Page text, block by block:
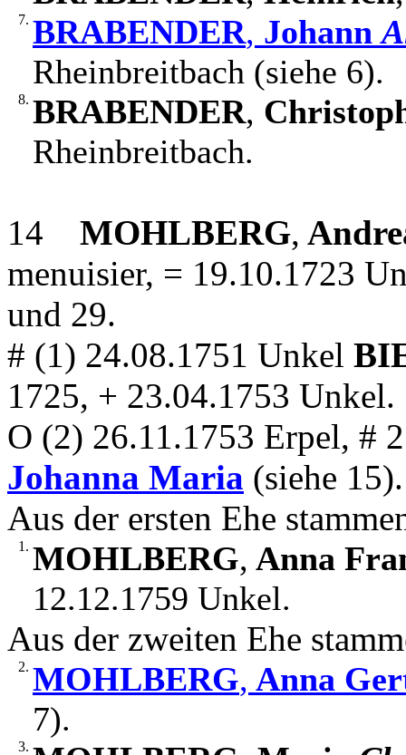
7. BRABENDER, Johann
Rheinbreitbach (siehe 6).
8. BRABENDER,
Rheinbreitbach.
14 MOHLBERG,
menuisier, = 19.10.1723
und 29.
# (1) 24.08.1751 Unkel
1725, + 23.04.1753 Unkel.
O (2) 26.11.1753 Erpel, #
Johanna Maria (siehe 15).
Aus der ersten Ehe
1. MOHLBERG, Anna
12.12.1759 Unkel.
Aus der zweiten Ehe
2. MOHLBERG, Anna
7).
3.